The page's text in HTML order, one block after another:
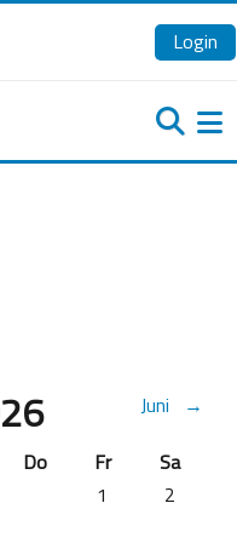
Login
Juni
→
Donnerstag
Do Freitag
Fr Samstag
Sa
Keine Termine,
1 Keine
2